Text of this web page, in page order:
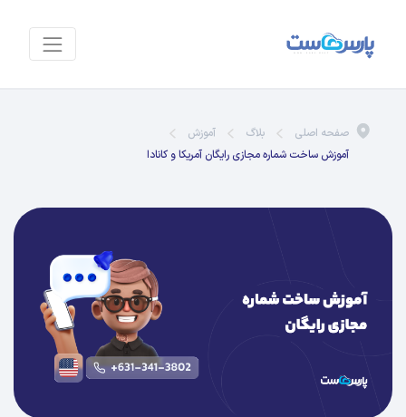
صفحه اصلی بلاگ
آموزش
آموزش ساخت شماره مجازی رایگان آمریکا و کانادا